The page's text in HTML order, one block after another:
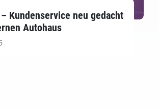
– Kundenservice neu gedacht
Autohaus